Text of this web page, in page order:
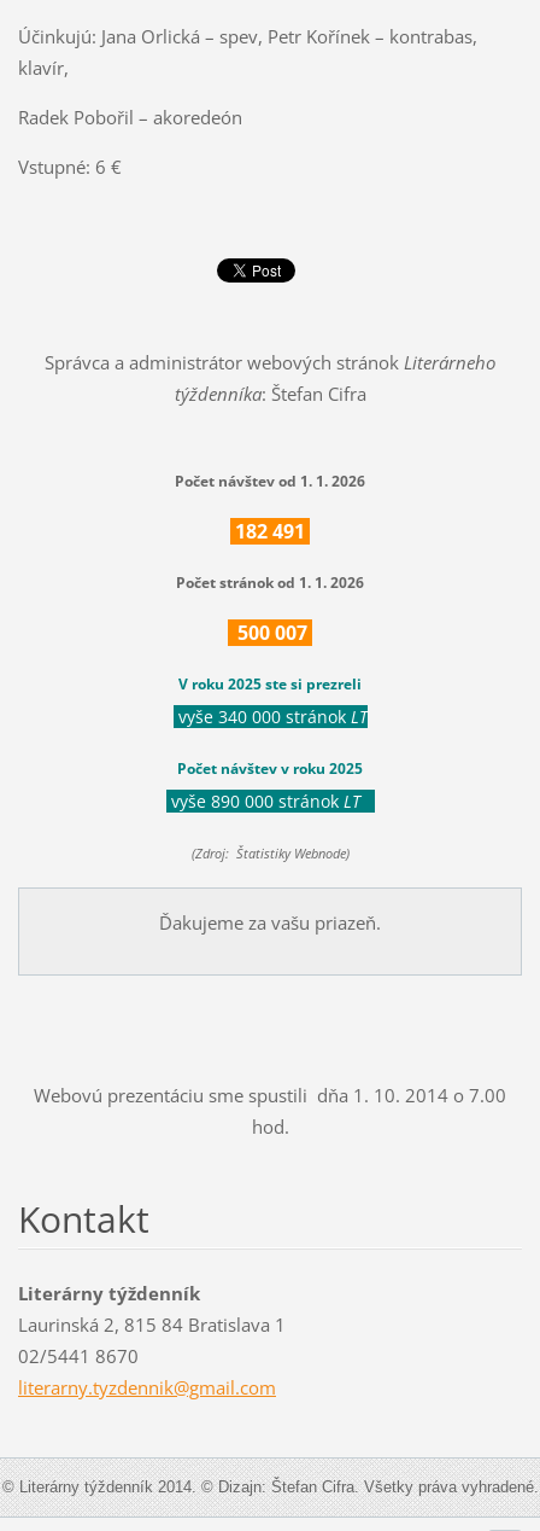
Účinkujú: Jana Orlická – spev, Petr Kořínek – kontrabas,
klavír,
Radek Pobořil – akoredeón
Vstupné: 6 €
Správca a administrátor webových stránok Literárneho
týždenníka: Štefan Cifra
Počet návštev od 1. 1. 2026
182491
Počet stránok od 1. 1. 2026
500007
V roku 2025 ste si prezreli
vyše 340 000 stránok LT
Počet návštev v roku 2025
vyše 890 000 stránok LT
(Zdroj: Štatistiky Webnode)
Ďakujeme za vašu priazeň.
Webovú prezentáciu sme spustili dňa 1. 10. 2014 o 7.00
hod.
Kontakt
Literárny týždenník
Laurinská 2, 815 84 Bratislava 1
02/5441 8670
literarny.tyzdennik@gmail.com
© Literárny týždenník 2014. © Dizajn: Štefan Cifra. Všetky práva vyhradené.